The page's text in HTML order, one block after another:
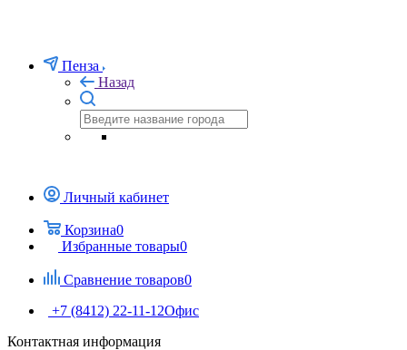
Пенза
Назад
Личный кабинет
Корзина0
Избранные товары0
Сравнение товаров0
+7 (8412) 22-11-12Офис
Контактная информация